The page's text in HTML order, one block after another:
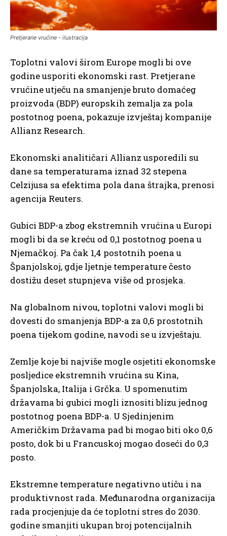
Pretjerane vrućine - ilustracija
Toplotni valovi širom Europe mogli bi ove
godine usporiti ekonomski rast. Pretjerane
vrućine utječu na smanjenje bruto domaćeg
proizvoda (BDP) europskih zemalja za pola
postotnog poena, pokazuje izvještaj kompanije
Allianz Research.
Ekonomski analitičari Allianz usporedili su
dane sa temperaturama iznad 32 stepena
Celzijusa sa efektima pola dana štrajka, prenosi
agencija Reuters.
Gubici BDP-a zbog ekstremnih vrućina u Europi
mogli bi da se kreću od 0,1 postotnog poena u
Njemačkoj. Pa čak 1,4 postotnih poena u
Španjolskoj, gdje ljetnje temperature često
dostižu deset stupnjeva više od prosjeka.
Na globalnom nivou, toplotni valovi mogli bi
dovesti do smanjenja BDP-a za 0,6 prostotnih
poena tijekom godine, navodi se u izvještaju.
Zemlje koje bi najviše mogle osjetiti ekonomske
posljedice ekstremnih vrućina su Kina,
Španjolska, Italija i Grčka. U spomenutim
državama bi gubici mogli iznositi blizu jednog
postotnog poena BDP-a. U Sjedinjenim
Američkim Državama pad bi mogao biti oko 0,6
posto, dok bi u Francuskoj mogao doseći do 0,3
posto.
Ekstremne temperature negativno utiču i na
produktivnost rada. Međunarodna organizacija
rada procjenjuje da će toplotni stres do 2030.
godine smanjiti ukupan broj potencijalnih